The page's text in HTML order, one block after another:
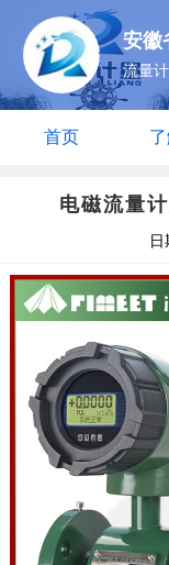
安徽
流量
首页
电磁流量